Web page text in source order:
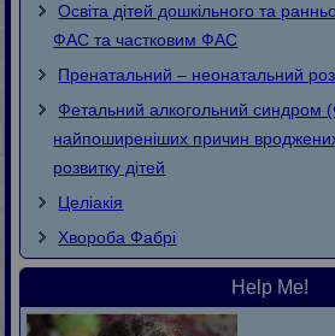
Освіта дітей дошкільного та
ФАС та частковим ФАС
Пренатальний – неонатальний
Фетальний алкогольний синдром
найпоширеніших причин
розвитку дітей
Целіакія
Хвороба Фaбpi
Help Me!